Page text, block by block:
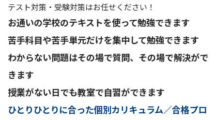
テスト対策・受験対策はお任せください！
お通いの学校のテキストを使って勉強できます
苦手科目や苦手単元だけを集中して勉強できます
わからない問題はその場で質問、その場で解決がで
きます
授業がない日でも教室で自習ができます
ひとりひとりに合った個別カリキュラム／合格プロ